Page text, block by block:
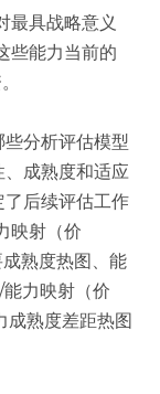
最具战略意义
些能力当前的
些分析评估模型
成熟度和适应
后续评估工作
映射（价
熟度热图、能
力映射（价
成熟度差距热图